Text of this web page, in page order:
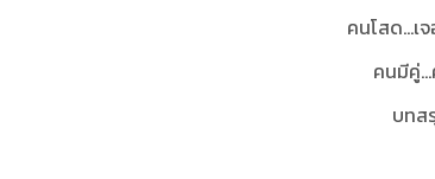
คนโสด...เ
คนมีคู่
บทส